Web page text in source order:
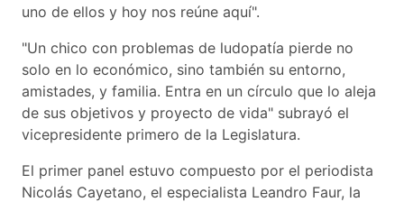
uno de ellos y hoy nos reúne aquí".
"Un chico con problemas de ludopatía pierde no
solo en lo económico, sino también su entorno,
amistades, y familia. Entra en un círculo que lo aleja
de sus objetivos y proyecto de vida" subrayó el
vicepresidente primero de la Legislatura.
El primer panel estuvo compuesto por el periodista
Nicolás Cayetano, el especialista Leandro Faur, la